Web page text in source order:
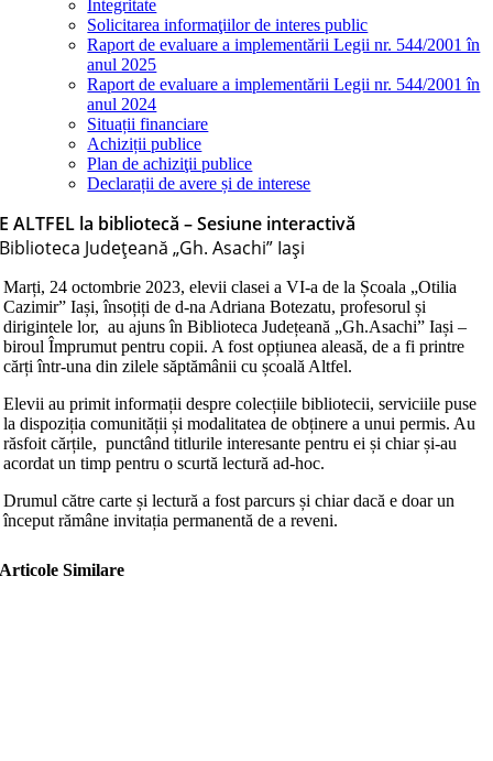
Integritate
Solicitarea informaţiilor de interes public
Raport de evaluare a implementării Legii nr. 544/2001 în
anul 2025
Raport de evaluare a implementării Legii nr. 544/2001 în
anul 2024
Situații financiare
Achiziții publice
Plan de achiziţii publice
Declarații de avere și de interese
E ALTFEL la bibliotecă – Sesiune interactivă
Biblioteca Judeţeană „Gh. Asachi” Iaşi
Marți, 24 octombrie 2023, elevii clasei a VI-a de la Școala „Otilia
Cazimirˮ Iași, însoțiți de d-na Adriana Botezatu, profesorul și
dirigintele lor, au ajuns în Biblioteca Județeană „Gh.Asachiˮ Iași –
biroul Împrumut pentru copii. A fost opțiunea aleasă, de a fi printre
cărți într-una din zilele săptămânii cu școală Altfel.
Elevii au primit informații despre colecțiile bibliotecii, serviciile puse
la dispoziția comunității și modalitatea de obținere a unui permis. Au
răsfoit cărțile, punctând titlurile interesante pentru ei și chiar și-au
acordat un timp pentru o scurtă lectură ad-hoc.
Drumul către carte și lectură a fost parcurs și chiar dacă e doar un
început rămâne invitația permanentă de a reveni.
Articole Similare